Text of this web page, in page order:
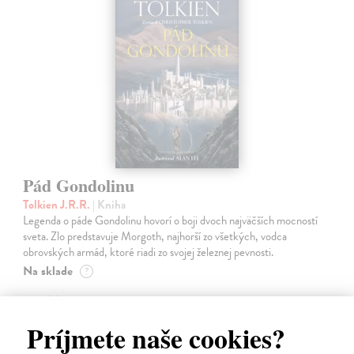
Príjmete naše cookies?
Pád Gondolinu
Tolkien J.R.R. | Kniha
Legenda o páde Gondolinu hovorí o boji dvoch najväčších mocností
sveta. Zlo predstavuje Morgoth, najhorší zo všetkých, vodca
obrovských armád, ktoré riadi zo svojej železnej pevnosti.
Na sklade ?
18,55 €
19,95 €